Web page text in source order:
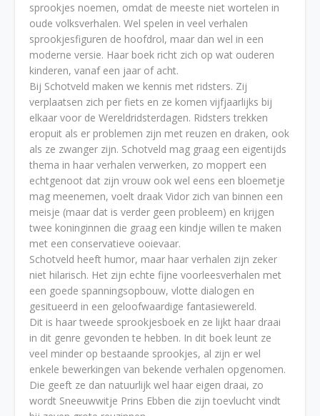
sprookjes noemen, omdat de meeste niet wortelen in
oude volksverhalen. Wel spelen in veel verhalen
sprookjesfiguren de hoofdrol, maar dan wel in een
moderne versie. Haar boek richt zich op wat ouderen
kinderen, vanaf een jaar of acht.
Bij Schotveld maken we kennis met ridsters. Zij
verplaatsen zich per fiets en ze komen vijfjaarlijks bij
elkaar voor de Wereldridsterdagen. Ridsters trekken
eropuit als er problemen zijn met reuzen en draken, ook
als ze zwanger zijn. Schotveld mag graag een eigentijds
thema in haar verhalen verwerken, zo moppert een
echtgenoot dat zijn vrouw ook wel eens een bloemetje
mag meenemen, voelt draak Vidor zich van binnen een
meisje (maar dat is verder geen probleem) en krijgen
twee koninginnen die graag een kindje willen te maken
met een conservatieve ooievaar.
Schotveld heeft humor, maar haar verhalen zijn zeker
niet hilarisch. Het zijn echte fijne voorleesverhalen met
een goede spanningsopbouw, vlotte dialogen en
gesitueerd in een geloofwaardige fantasiewereld.
Dit is haar tweede sprookjesboek en ze lijkt haar draai
in dit genre gevonden te hebben. In dit boek leunt ze
veel minder op bestaande sprookjes, al zijn er wel
enkele bewerkingen van bekende verhalen opgenomen.
Die geeft ze dan natuurlijk wel haar eigen draai, zo
wordt Sneeuwwitje Prins Ebben die zijn toevlucht vindt